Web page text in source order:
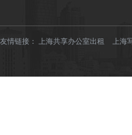
友情链接： 上海共享办公室出租 上海